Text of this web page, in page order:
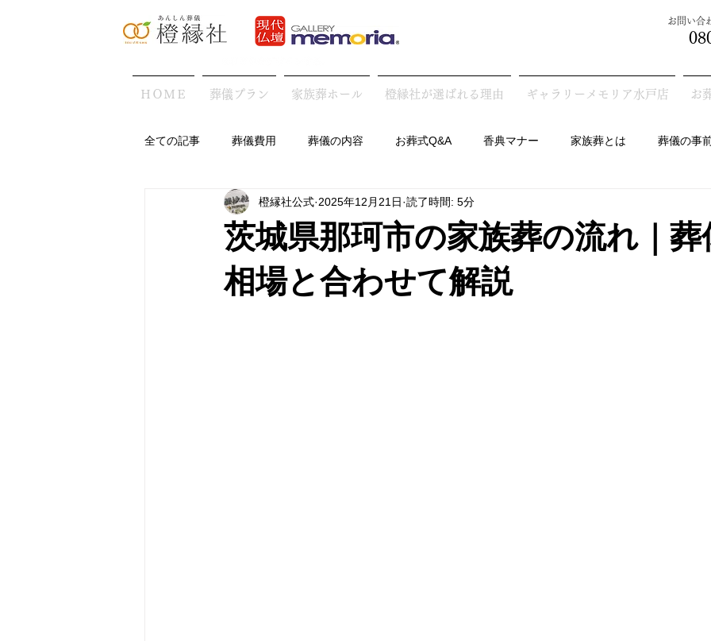
お問い合
ＨＯＭＥ 葬儀プラン 家族葬ホール 橙縁社が選ばれる理由 ギャラリーメモリア水戸店 お
全ての記事 葬儀費用 葬儀の内容 お葬式Q&A 香典マナー 家族葬とは 葬儀の事
地域の葬儀の特徴 葬儀後・お墓の話
茨城県那珂市の家族葬の流れ｜葬
相場と合わせて解説
橙縁社公式 2025年12月21日 読了時間: 5分